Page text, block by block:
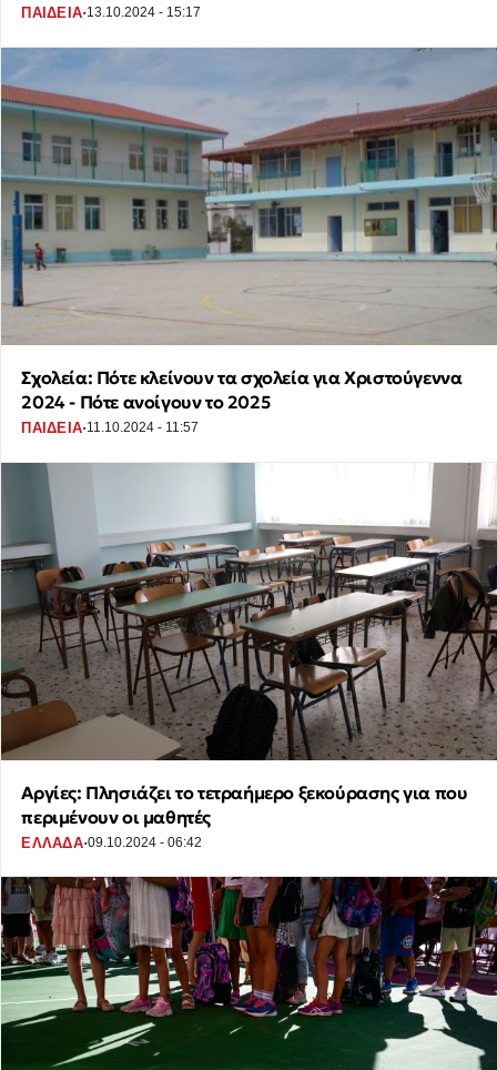
ΠΑΙΔΕΙΑ·13.10.2024 - 15:17
Σχολεία: Πότε κλείνουν τα σχολεία για Χριστούγεννα
2024 - Πότε ανοίγουν το 2025
ΠΑΙΔΕΙΑ·11.10.2024 - 11:57
Αργίες: Πλησιάζει το τετραήμερο ξεκούρασης για που
περιμένουν οι μαθητές
ΕΛΛΑΔΑ·09.10.2024 - 06:42